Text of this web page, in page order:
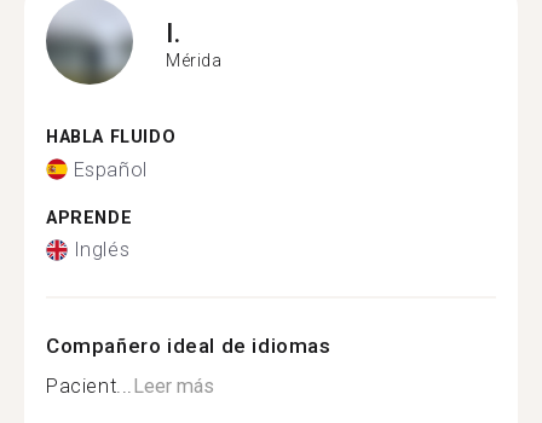
I.
Mérida
HABLA FLUIDO
Español
APRENDE
Inglés
Compañero ideal de idiomas
Pacient...Leer más